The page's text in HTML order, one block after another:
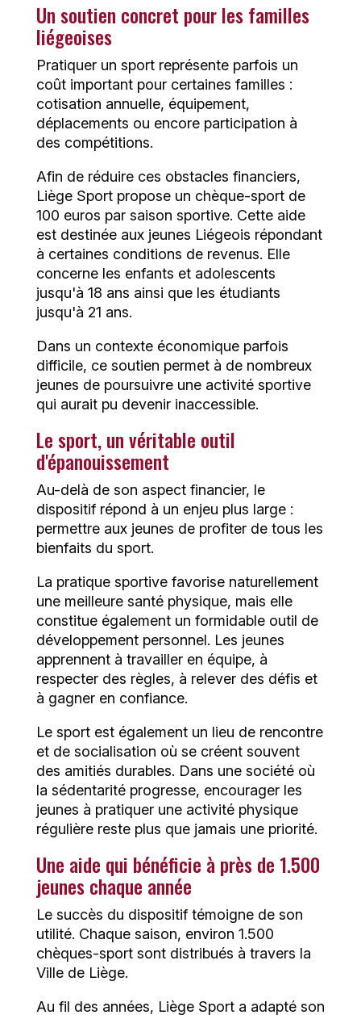
Un soutien concret pour les familles
liégeoises
Pratiquer un sport représente parfois un
coût important pour certaines familles :
cotisation annuelle, équipement,
déplacements ou encore participation à
des compétitions.
Afin de réduire ces obstacles financiers,
Liège Sport propose un chèque-sport de
100 euros par saison sportive. Cette aide
est destinée aux jeunes Liégeois répondant
à certaines conditions de revenus. Elle
concerne les enfants et adolescents
jusqu'à 18 ans ainsi que les étudiants
jusqu'à 21 ans.
Dans un contexte économique parfois
difficile, ce soutien permet à de nombreux
jeunes de poursuivre une activité sportive
qui aurait pu devenir inaccessible.
Le sport, un véritable outil
d'épanouissement
Au-delà de son aspect financier, le
dispositif répond à un enjeu plus large :
permettre aux jeunes de profiter de tous les
bienfaits du sport.
La pratique sportive favorise naturellement
une meilleure santé physique, mais elle
constitue également un formidable outil de
développement personnel. Les jeunes
apprennent à travailler en équipe, à
respecter des règles, à relever des défis et
à gagner en confiance.
Le sport est également un lieu de rencontre
et de socialisation où se créent souvent
des amitiés durables. Dans une société où
la sédentarité progresse, encourager les
jeunes à pratiquer une activité physique
régulière reste plus que jamais une priorité.
Une aide qui bénéficie à près de 1.500
jeunes chaque année
Le succès du dispositif témoigne de son
utilité. Chaque saison, environ 1.500
chèques-sport sont distribués à travers la
Ville de Liège.
Au fil des années, Liège Sport a adapté son